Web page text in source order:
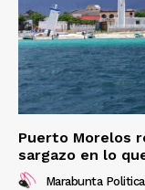
Puerto Morelos
sargazo en lo
Marabunta Politica